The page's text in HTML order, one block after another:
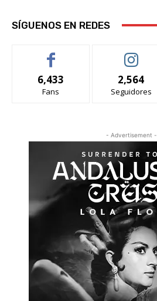
SÍGUENOS EN REDES
6,433
Fans
2,564
Seguidores
- Advertisement -